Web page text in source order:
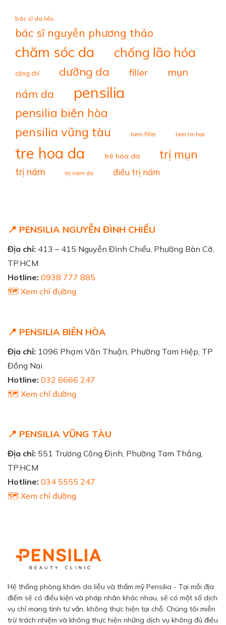
bác sĩ da liễu
bác sĩ nguyễn phương thảo
chăm sóc da chống lão hóa
căng chỉ dưỡng da filler mụn
nám da pensilia
pensilia biên hòa
pensilia vũng tàu tiem filler tiem tre hoa
tre hoa da trẻ hóa da trị mụn
trị nám trị nám da điều trị nám
📍 PENSILIA NGUYỄN ĐÌNH CHIỂU
Địa chỉ: 413 – 415 Nguyễn Đình Chiểu, Phường Bàn Cờ,
TP.HCM
Hotline: 0938 777 885
🗺️ Xem chỉ đường
📍 PENSILIA BIÊN HÒA
Địa chỉ: 1096 Phạm Văn Thuận, Phường Tam Hiệp, TP
Đồng Nai
Hotline: 032 6666 247
🗺️ Xem chỉ đường
📍 PENSILIA VŨNG TÀU
Địa chỉ: 551 Trương Công Định, Phường Tam Thắng,
TP.HCM
Hotline: 034 5555 247
🗺️ Xem chỉ đường
Hệ thống phòng khám da liễu và thẩm mỹ Pensilia - Tại mỗi địa
điểm sẽ có điều kiện và pháp nhân khác nhau, sẽ có một số dịch
vụ chỉ mang tính tư vấn, không thực hiện tại chỗ. Chúng tôi miễn
trừ trách nhiệm và không thực hiện những dịch vụ không đủ điều